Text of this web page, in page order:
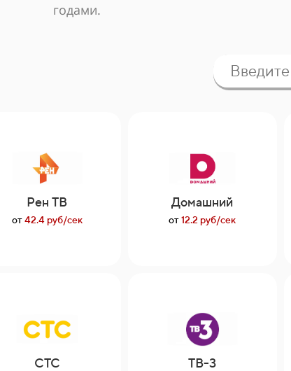
годами.
Рен ТВ
от42.4 руб/сек
СТС
Домашний
от12.2 руб/сек
ТВ-3